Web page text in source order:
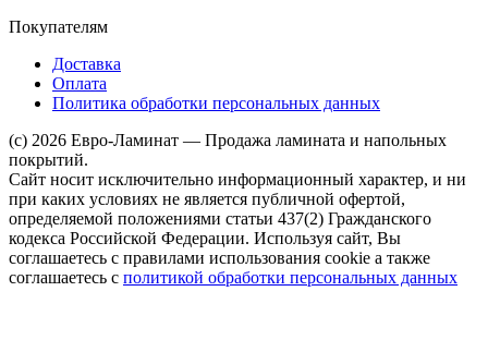
Покупателям
Доставка
Оплата
Политика обработки персональных данных
(c) 2026 Евро-Ламинат — Продажа ламината и напольных
покрытий.
Сайт носит исключительно информационный характер, и ни
при каких условиях не является публичной офертой,
определяемой положениями статьи 437(2) Гражданского
кодекса Российской Федерации. Используя сайт, Вы
соглашаетесь с правилами использования cookie а также
соглашаетесь с политикой обработки персональных данных